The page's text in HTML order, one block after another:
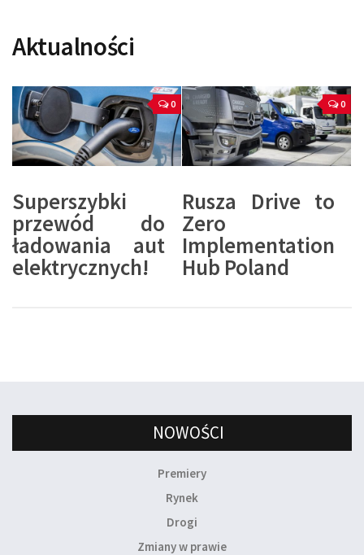
Aktualności
0
Superszybki
przewód do
ładowania aut
elektrycznych!
0
Rusza Drive to
Zero
Implementation
Hub Poland
NOWOŚCI
Premiery
Rynek
Drogi
Zmiany w prawie